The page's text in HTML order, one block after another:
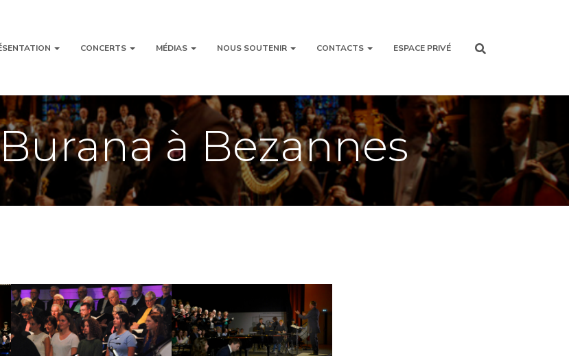
CONCERTS MÉDIAS NOUS SOUTENIR CONTACTS ESPACE PRIVÉ
à Bezannes